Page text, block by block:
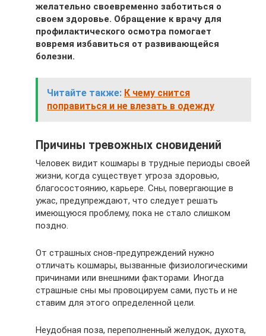
желательно своевременно заботиться о
своем здоровье. Обращение к врачу для
профилактического осмотра помогает
вовремя избавиться от развивающейся
болезни.
Читайте также: К чему снится
поправиться и не влезать в одежду
Причины тревожных сновидений
Человек видит кошмары в трудные периоды своей
жизни, когда существует угроза здоровью,
благосостоянию, карьере. Сны, повергающие в
ужас, предупреждают, что следует решать
имеющуюся проблему, пока не стало слишком
поздно.
От страшных снов-предупреждений нужно
отличать кошмары, вызванные физиологическими
причинами или внешними факторами. Иногда
страшные сны мы провоцируем сами, пусть и не
ставим для этого определенной цели.
Неудобная поза, переполненный желудок, духота,